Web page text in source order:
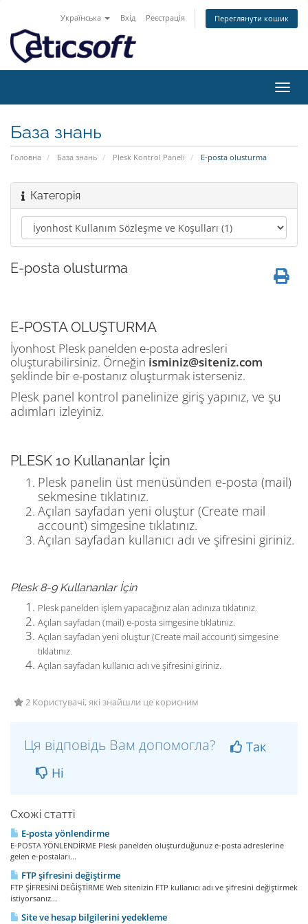
Українська Вхід Реєстрація Переглянути кошик
База знань
Головна База знань Plesk Kontrol Paneli E-posta olusturma
Категорія
E-posta olusturma
E-POSTA OLUŞTURMA
İyonhost Plesk panelden e-posta adresleri
oluşturabilirsiniz. Örneğin isminiz@siteniz.com
şeklinde bir e-postanız oluşturmak isterseniz.
Plesk panel kontrol panelinize giriş yapınız, ve şu
adımları izleyiniz.
PLESK 10 Kullananlar İçin
Plesk panelin üst menüsünden e-posta (mail)
sekmesine tıklatınız.
Açılan sayfadan yeni oluştur (Create mail
account) simgesine tıklatınız.
Açılan sayfadan kullanıcı adı ve şifresini giriniz.
Plesk 8-9 Kullananlar İçin
Plesk panelden işlem yapacağınız alan adınıza tıklatınız.
Açılan sayfadan (mail) e-posta simgesine tıklatınız.
Açılan sayfadan yeni oluştur (Create mail account) simgesine
tıklatınız.
Açılan sayfadan kullanıcı adı ve şifresini giriniz.
2 Користувачі, які знайшли це корисним
Ця відповідь Вам допомогла?
Так
Ні
Схожі статті
E-posta yönlendirme
E-POSTA YÖNLENDİRME Plesk panelden oluşturduğunuz e-posta adreslerine
gelen e-postaları...
FTP şifresini değiştirme
FTP ŞİFRESİNİ DEĞİŞTİRME Web sitenizin FTP kullanıcı adı ve şifresini değiştirmek
istiyorsanız...
Site ve hesap bilgilerini yedekleme